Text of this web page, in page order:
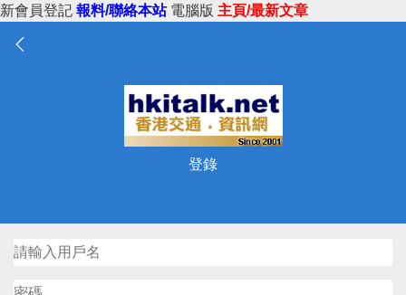
新會員登記 報料/聯絡本站 電腦版 主頁/最新文章
登錄